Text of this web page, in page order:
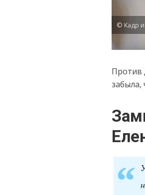
© Кадр
Против
забыла,